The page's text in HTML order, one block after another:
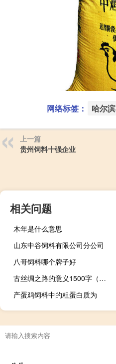
网络标签： 哈尔滨
上一篇
贵州饲料十强企业
相关问题
木年是什么意思
山东中谷饲料有限公司分公司
八哥饲料哪个牌子好
古丝绸之路的意义1500字（古丝绸之路的意义）
产蛋鸡饲料中的粗蛋白质为